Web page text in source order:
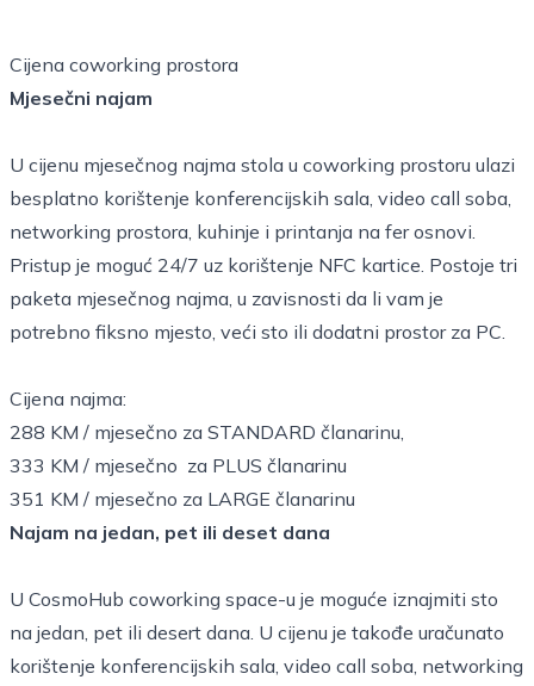
Cijena coworking prostora
Mjesečni najam
U cijenu mjesečnog najma stola u coworking prostoru ulazi
besplatno korištenje konferencijskih sala, video call soba,
networking prostora, kuhinje i printanja na fer osnovi.
Pristup je moguć 24/7 uz korištenje NFC kartice. Postoje tri
paketa mjesečnog najma, u zavisnosti da li vam je
potrebno fiksno mjesto, veći sto ili dodatni prostor za PC.
Cijena najma:
288 KM / mjesečno za STANDARD članarinu,
333 KM / mjesečno za PLUS članarinu
351 KM / mjesečno za LARGE članarinu
Najam na jedan, pet ili deset dana
U CosmoHub coworking space-u je moguće iznajmiti sto
na jedan, pet ili desert dana. U cijenu je takođe uračunato
korištenje konferencijskih sala, video call soba, networking